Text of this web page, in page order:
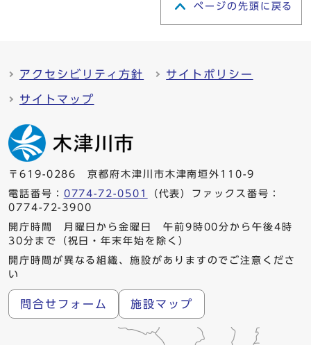
ページの先頭に戻る
アクセシビリティ方針 サイトポリシー
サイトマップ
〒619-0286 京都府木津川市木津南垣外110-9
電話番号： 0774-72-0501
（代表）ファックス番号：
0774-72-3900
開庁時間 月曜日から金曜日 午前9時00分から午後4時
30分まで（祝日・年末年始を除く）
開庁時間が異なる組織、施設がありますのでご注意くださ
い
問合せフォーム 施設マップ